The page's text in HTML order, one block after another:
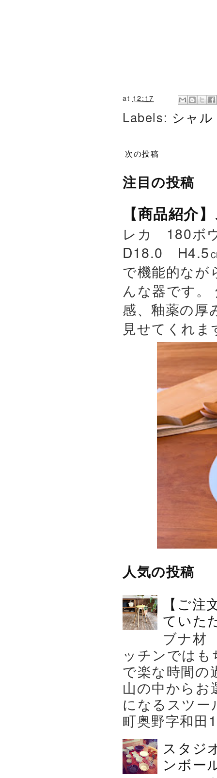
at 12:17
Labels: シャ
次の投稿
注目の投稿
【商品紹介
レカ 180
D18.0 H4.5
で機能的なが
んな器です
感、釉薬の厚
見せてくれ
人気の投稿
【ご
ていた
ブナ材
ッチンでは
で楽な時間の
山の中から
になるスツー
町奥野字和
スタジ
ンボー